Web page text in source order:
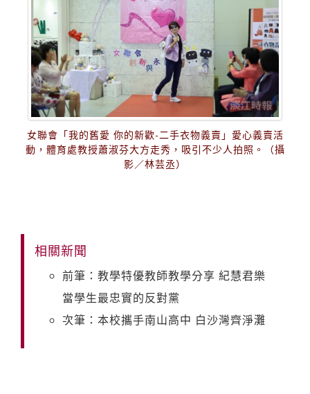
女聯會「我的舊愛 你的新歡-二手衣物義賣」愛心義賣活
動，體育處教授蕭淑芬大方走秀，吸引不少人拍照。（攝
影／林芸丞）
相關新聞
前筆：教學特優教師教學分享 紀慧君樂
當學生最忠實的反對黨
次筆：本校攜手南山高中 白沙灣齊淨灘